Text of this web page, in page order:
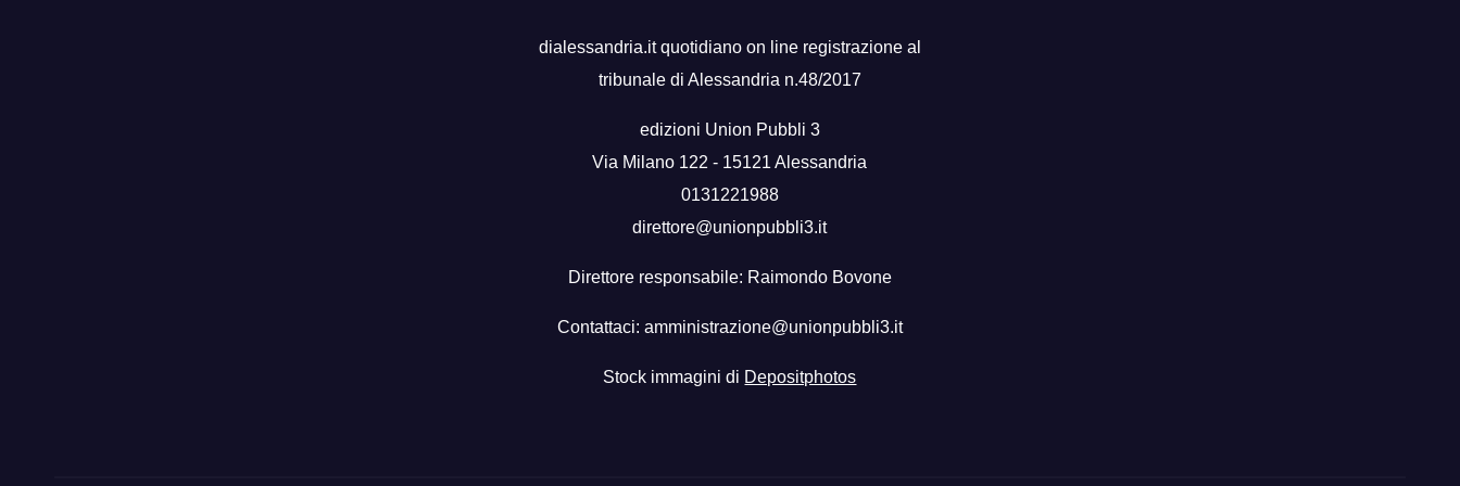
dialessandria.it quotidiano on line registrazione al
tribunale di Alessandria n.48/2017
edizioni Union Pubbli 3
Via Milano 122 - 15121 Alessandria
0131221988
direttore@unionpubbli3.it
Direttore responsabile: Raimondo Bovone
Contattaci: amministrazione@unionpubbli3.it
Stock immagini di Depositphotos